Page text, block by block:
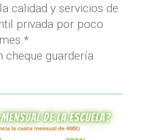
calidad y servicios de
privada por poco
*
cheque guardería